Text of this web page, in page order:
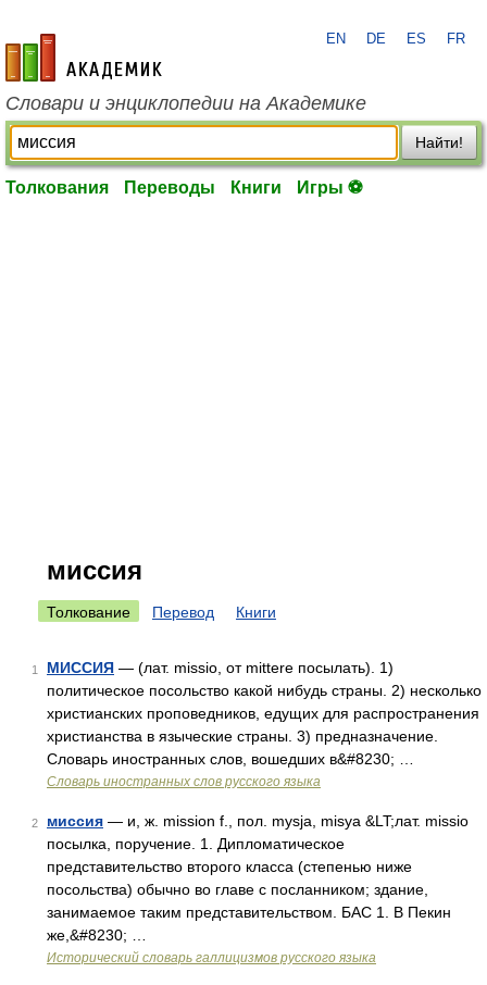
academic.ru
EN DE ES FR
Словари и энциклопедии на Академике
Найти!
Толкования Переводы Книги Игры ⚽
миссия
Толкование Перевод Книги
1 МИССИЯ — (лат. missio, от mittere посылать). 1)
политическое посольство какой нибудь страны. 2) несколько
христианских проповедников, едущих для распространения
христианства в языческие страны. 3) предназначение.
Словарь иностранных слов, вошедших в&#8230; …
Словарь иностранных слов русского языка
2 миссия — и, ж. mission f., пол. mysja, misya &LT;лат. missio
посылка, поручение. 1. Дипломатическое
представительство второго класса (степенью ниже
посольства) обычно во главе с посланником; здание,
занимаемое таким представительством. БАС 1. В Пекин
же,&#8230; …
Исторический словарь галлицизмов русского языка